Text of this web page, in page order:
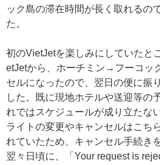
ック島の滞在時間が長く取れるの
た。
初のVietJetを楽しみにしていたと
etJetから、ホーチミン→フーコッ
セルになったので、翌日の便に振
した。既に現地ホテルや送迎等の
れではスケジュールが成り立たな
ライトの変更やキャンセルはこち
れていたため、キャンセル手続き
翌々日頃に、「Your request is